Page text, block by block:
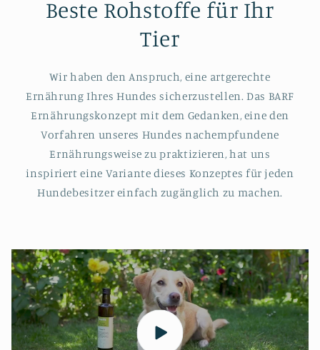
Beste Rohstoffe für Ihr
Tier
Wir haben den Anspruch, eine artgerechte
Ernährung Ihres Hundes sicherzustellen. Das BARF
Ernährungskonzept mit dem Gedanken, eine den
Vorfahren unseres Hundes nachempfundene
Ernährungsweise zu praktizieren, hat uns
inspiriert eine Variante dieses Konzeptes für jeden
Hundebesitzer einfach zugänglich zu machen.